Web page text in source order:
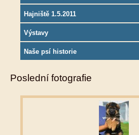
Hajniště 1.5.2011
Výstavy
Naše psí historie
Poslední fotografie